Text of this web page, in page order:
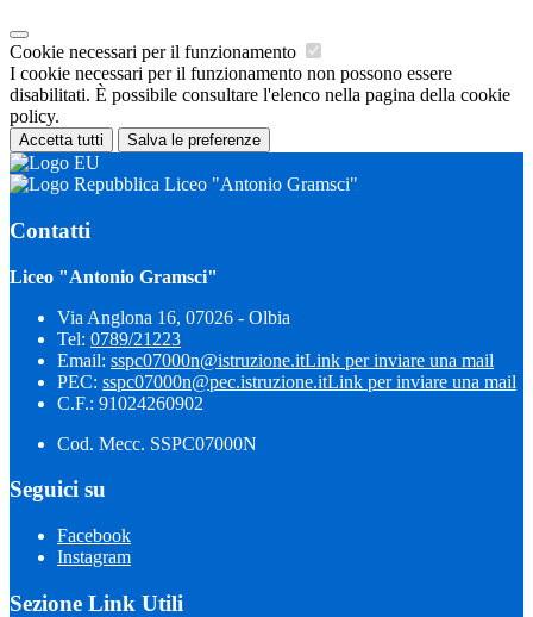
Cookie necessari per il funzionamento
I cookie necessari per il funzionamento non possono essere
disabilitati. È possibile consultare l'elenco nella pagina della cookie
policy.
Accetta tutti Salva le preferenze
Liceo "Antonio Gramsci"
Contatti
Liceo "Antonio Gramsci"
Via Anglona 16, 07026 - Olbia
Tel: 0789/21223
Email: sspc07000n@istruzione.itLink per inviare una mail
PEC: sspc07000n@pec.istruzione.itLink per inviare una mail
C.F.: 91024260902
Cod. Mecc. SSPC07000N
Seguici su
Facebook
Instagram
Sezione Link Utili